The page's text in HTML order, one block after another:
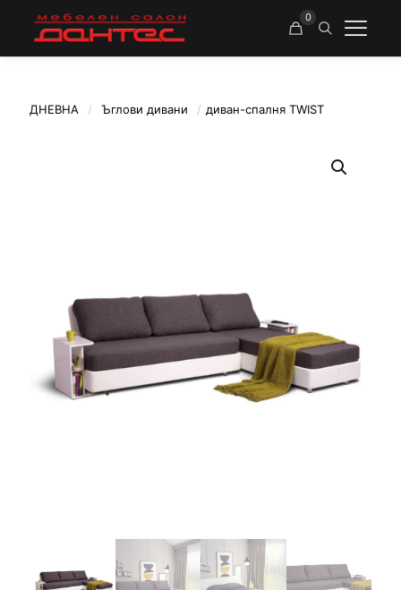
0
ДНЕВНА / Ъглови дивани / диван-спалня TWIST